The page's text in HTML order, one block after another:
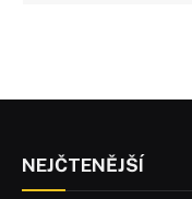
NEJČTENĚJŠÍ